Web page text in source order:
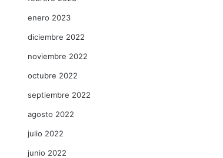
enero 2023
diciembre 2022
noviembre 2022
octubre 2022
septiembre 2022
agosto 2022
julio 2022
junio 2022